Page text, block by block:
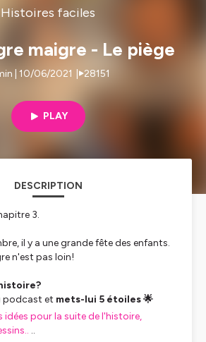
Histoires faciles
maigre - Le piège
| 10/06/2021 28151
PLAY
DESCRIPTION
3.
il y a une grande fête des enfants.
n'est pas loin!
podcast et mets-lui 5 étoiles 🌟
idées pour la suite de l'histoire,
..